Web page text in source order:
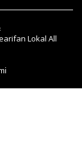
Lokal All